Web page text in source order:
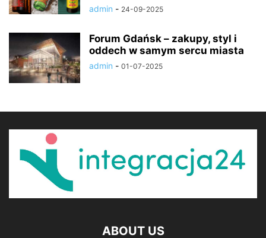
admin - 24-09-2025
Forum Gdańsk – zakupy, styl i
oddech w samym sercu miasta
admin - 01-07-2025
ABOUT US